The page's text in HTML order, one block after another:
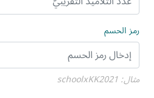
الصّفّ الخامس
الصّفّ السّادس
الصّفّ السّابع
الصّفّ الثّامن
رمز الحسم
مثال: schoolxKK2021